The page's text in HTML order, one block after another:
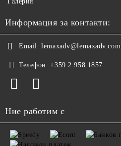
Информация за контакти:
Email: lemaxadv@lemaxadv.com
Телефон: +359 2 958 1857
Ние работим с